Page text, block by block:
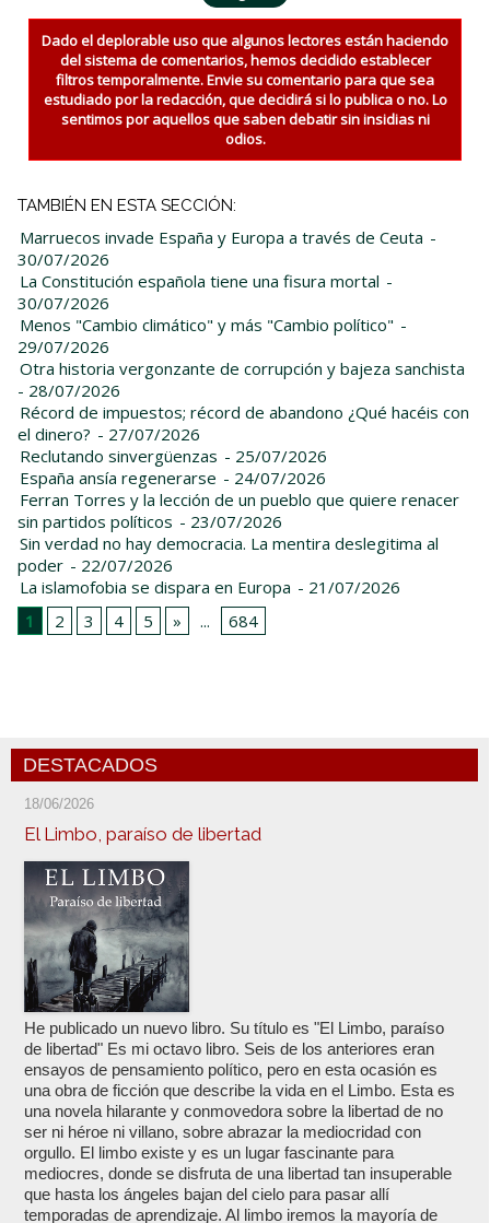
Dado el deplorable uso que algunos lectores están haciendo
del sistema de comentarios, hemos decidido establecer
filtros temporalmente. Envie su comentario para que sea
estudiado por la redacción, que decidirá si lo publica o no. Lo
sentimos por aquellos que saben debatir sin insidias ni
odios.
TAMBIÉN EN ESTA SECCIÓN:
Marruecos invade España y Europa a través de Ceuta -
30/07/2026
La Constitución española tiene una fisura mortal -
30/07/2026
Menos "Cambio climático" y más "Cambio político" -
29/07/2026
Otra historia vergonzante de corrupción y bajeza sanchista
- 28/07/2026
Récord de impuestos; récord de abandono ¿Qué hacéis con
el dinero? - 27/07/2026
Reclutando sinvergüenzas - 25/07/2026
España ansía regenerarse - 24/07/2026
Ferran Torres y la lección de un pueblo que quiere renacer
sin partidos políticos - 23/07/2026
Sin verdad no hay democracia. La mentira deslegitima al
poder - 22/07/2026
La islamofobia se dispara en Europa - 21/07/2026
1
2 3 4 5 » ... 684
DESTACADOS
18/06/2026
El Limbo, paraíso de libertad
He publicado un nuevo libro. Su título es "El Limbo, paraíso
de libertad" Es mi octavo libro. Seis de los anteriores eran
ensayos de pensamiento político, pero en esta ocasión es
una obra de ficción que describe la vida en el Limbo. Esta es
una novela hilarante y conmovedora sobre la libertad de no
ser ni héroe ni villano, sobre abrazar la mediocridad con
orgullo. El limbo existe y es un lugar fascinante para
mediocres, donde se disfruta de una libertad tan insuperable
que hasta los ángeles bajan del cielo para pasar allí
temporadas de aprendizaje. Al limbo iremos la mayoría de